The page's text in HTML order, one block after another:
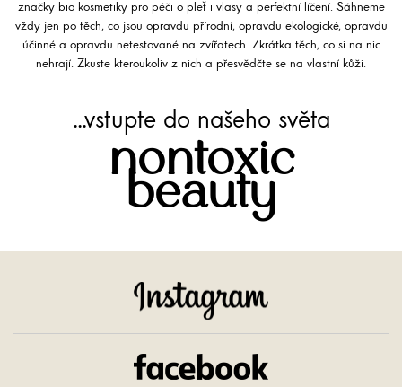
značky bio kosmetiky pro péči o pleť i vlasy a perfektní líčení. Sáhneme
vždy jen po těch, co jsou opravdu přírodní, opravdu ekologické, opravdu
účinné a opravdu netestované na zvířatech. Zkrátka těch, co si na nic
nehrají. Zkuste kteroukoliv z nich a přesvědčte se na vlastní kůži.
...vstupte do našeho světa
nontoxic
beauty